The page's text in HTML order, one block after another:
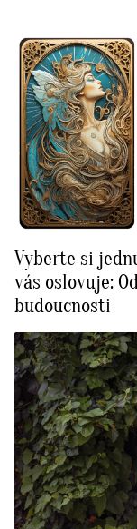
Vyberte si
vás oslovuje:
budoucnosti